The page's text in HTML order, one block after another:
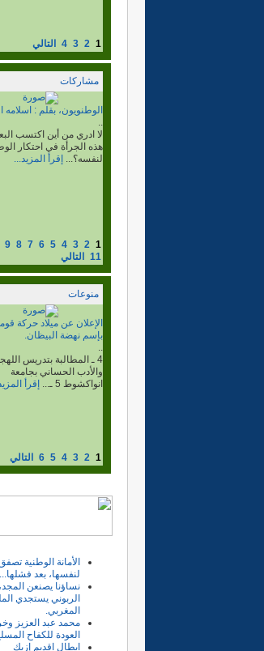
1
2
3
4 التالي
مشاركات
القافزون، بقلم:محمود
حمدي.
..
1
2
3
4
5
6
7
8
9
11
التالي
منوعات
الذكرى المئوية لمعركة
واكليب اخشاش.
..
وغنم أسلحتهم وذخيرتهم
من 500جمل وراحلة،
المركز...إقرأ المزيد...
1
2
3
4
5
6 التالي
الأمانة الوطنية
لنفسها، بعد
نساؤنا يصنعن
الربوني يستجدي
المغربي.
محمد عبد العزيز
العودة للكفاح
ابطال اقديم إزيك